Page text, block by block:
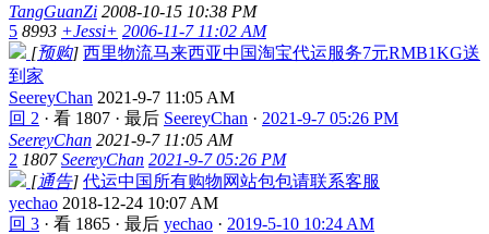
TangGuanZi 2008-10-15 10:38 PM
5 8993 +Jessi+ 2006-11-7 11:02 AM
[预购] 西里物流马来西亚中国淘宝代运服务7元RMB1KG送
到家
SeereyChan 2021-9-7 11:05 AM
回 2 · 看 1807 · 最后 SeereyChan · 2021-9-7 05:26 PM
SeereyChan 2021-9-7 11:05 AM
2 1807 SeereyChan 2021-9-7 05:26 PM
[通告] 代运中国所有购物网站包包请联系客服
yechao 2018-12-24 10:07 AM
回 3 · 看 1865 · 最后 yechao · 2019-5-10 10:24 AM